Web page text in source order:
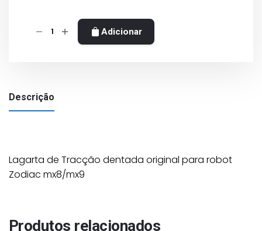
Quantidade
MX8/MX9
Adicionar
Descrição
Lagarta de Tracção dentada original para robot
Zodiac mx8/mx9
Produtos relacionados